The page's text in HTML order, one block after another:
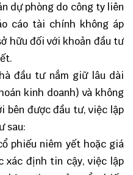
dự phòng do công ty liên
cáo tài chính không áp
hữu đối với khoản đầu tư
đầu tư nắm giữ lâu dài
kinh doanh) và không
bên được đầu tư, việc lập
sau:
phiếu niêm yết hoặc giá
xác định tin cậy, việc lập